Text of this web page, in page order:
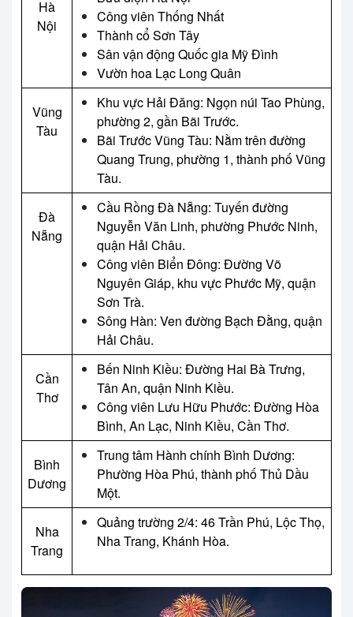
Hà
Nội
Công viên Thống Nhất
Thành cổ Sơn Tây
Sân vận động Quốc gia Mỹ Đình
Vườn hoa Lạc Long Quân
Vũng
Tàu
Khu vực Hải Đăng: Ngọn núi Tao Phùng,
phường 2, gần Bãi Trước.
Bãi Trước Vũng Tàu: Nằm trên đường
Quang Trung, phường 1, thành phố Vũng
Tàu.
Đà
Nẵng
Cầu Rồng Đà Nẵng: Tuyến đường
Nguyễn Văn Linh, phường Phước Ninh,
quận Hải Châu.
Công viên Biển Đông: Đường Võ
Nguyên Giáp, khu vực Phước Mỹ, quận
Sơn Trà.
Sông Hàn: Ven đường Bạch Đằng, quận
Hải Châu.
Cần
Thơ
Bến Ninh Kiều: Đường Hai Bà Trưng,
Tân An, quận Ninh Kiều.
Công viên Lưu Hữu Phước: Đường Hòa
Bình, An Lạc, Ninh Kiều, Cần Thơ.
Bình
Dương
Trung tâm Hành chính Bình Dương:
Phường Hòa Phú, thành phố Thủ Dầu
Một.
Nha
Trang
Quảng trường 2/4: 46 Trần Phú, Lộc Thọ,
Nha Trang, Khánh Hòa.